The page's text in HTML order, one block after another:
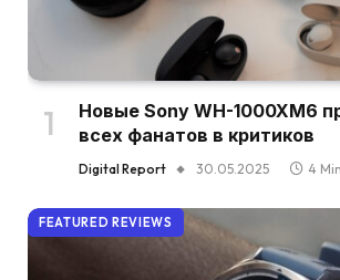
Новые Sony WH-1000XM6
всех фанатов в критиков
Digital Report 30.05.2025 4
FEATURED REVIEWS